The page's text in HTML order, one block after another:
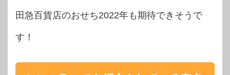
田急百貨店のおせち2022年も期待できそうで
す！